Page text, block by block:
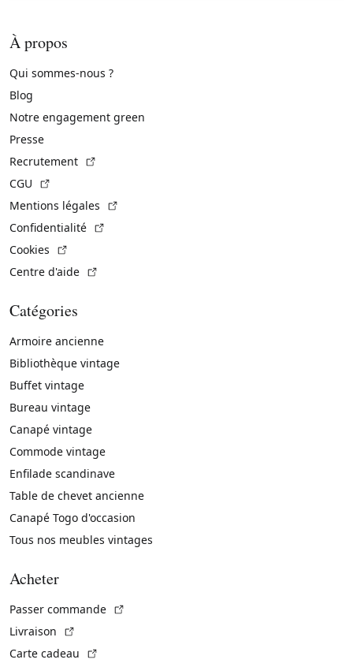
À propos
Qui sommes-nous ?
Blog
Notre engagement green
Presse
Recrutement
CGU
Mentions légales
Confidentialité
Cookies
Centre d'aide
Catégories
Armoire ancienne
Bibliothèque vintage
Buffet vintage
Bureau vintage
Canapé vintage
Commode vintage
Enfilade scandinave
Table de chevet ancienne
Canapé Togo d'occasion
Tous nos meubles vintages
Acheter
Passer commande
Livraison
Carte cadeau